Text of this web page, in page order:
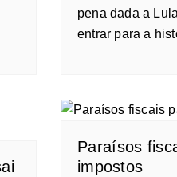
pena dada a
entrar para a
Paraísos
impostos